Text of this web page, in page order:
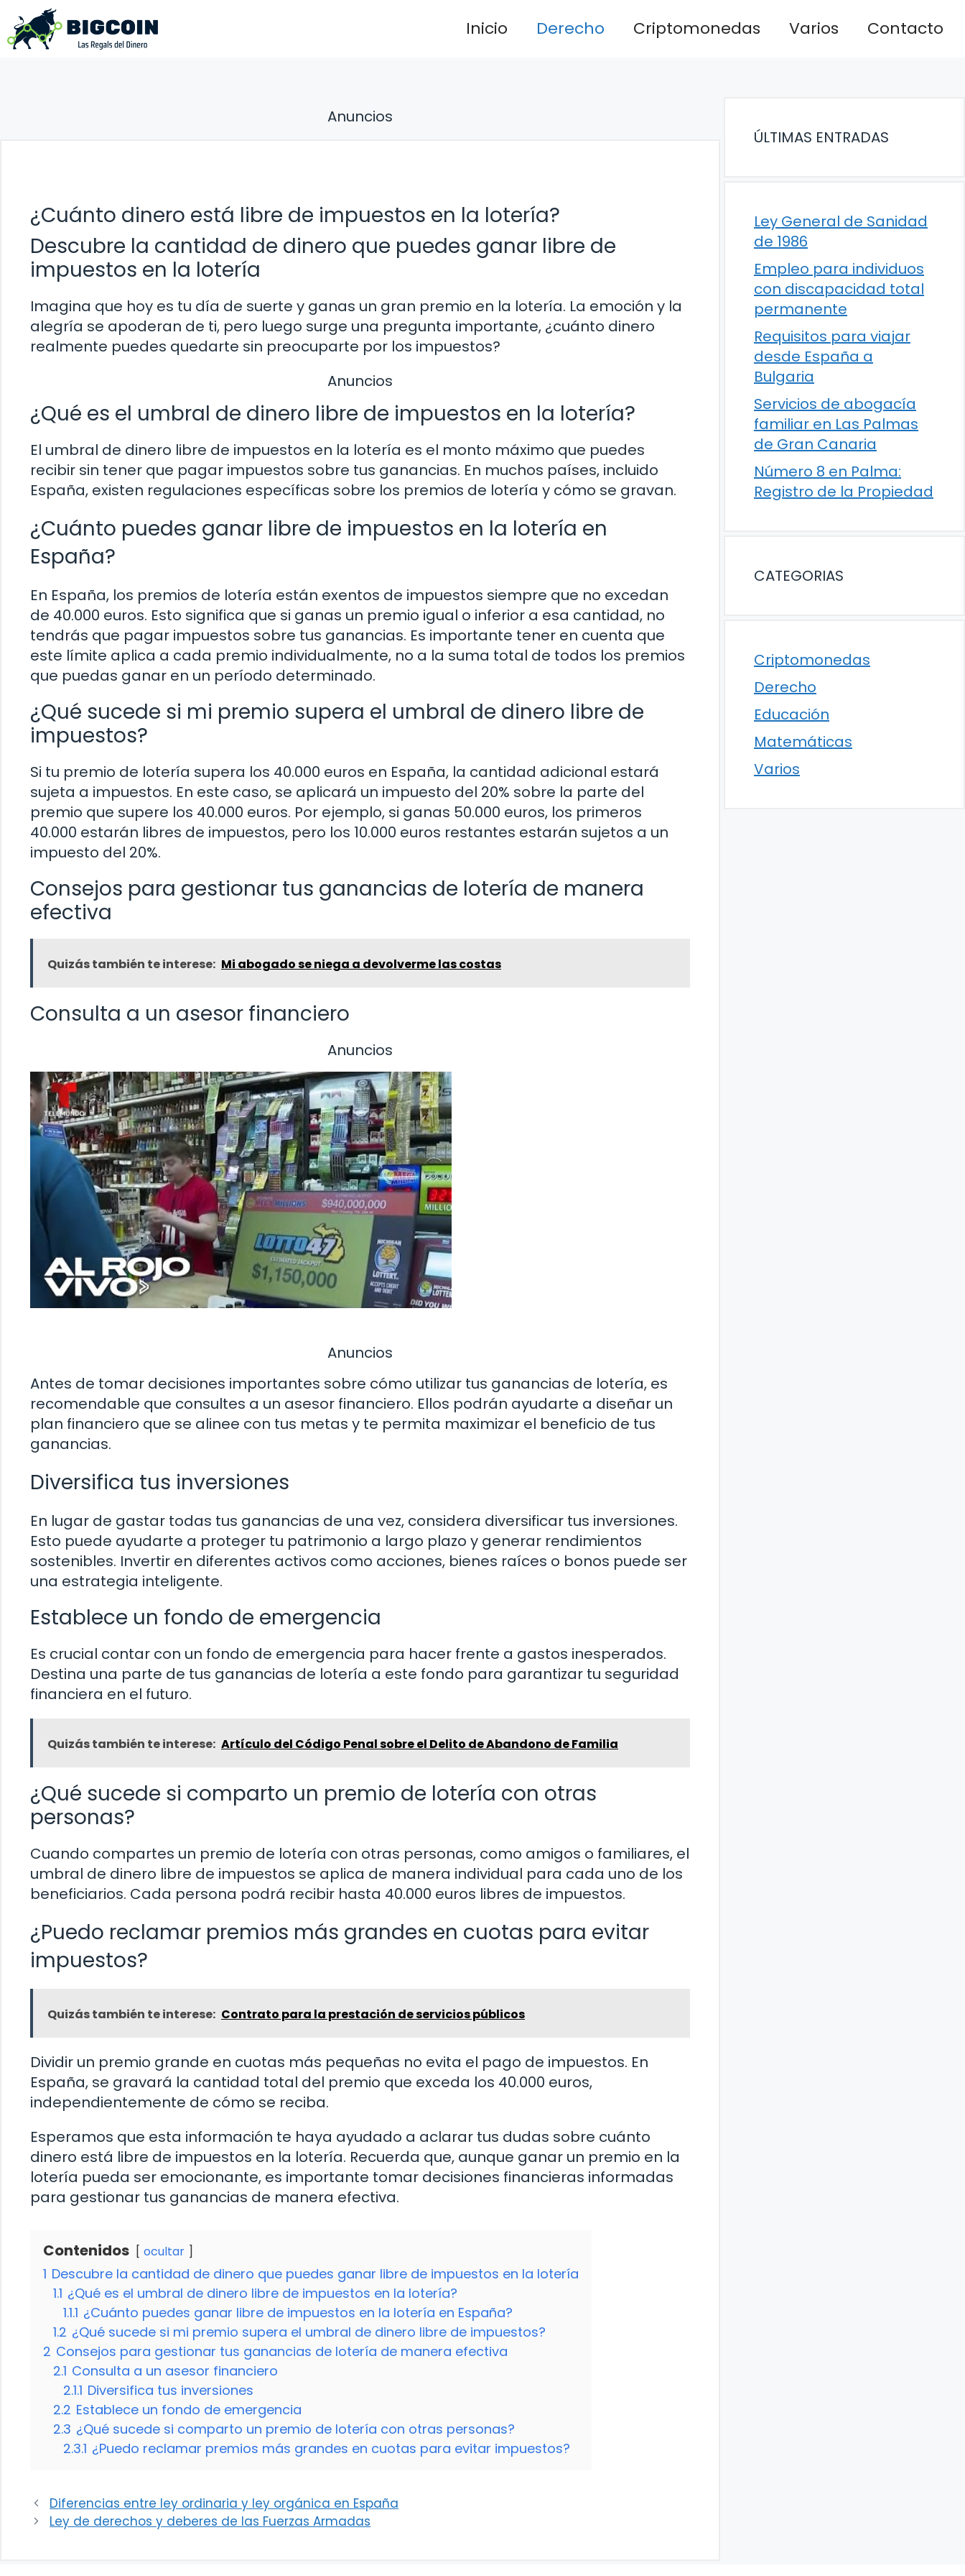
Saltar
contenido
Inicio Derecho Criptomonedas Varios Contacto
Anuncios
¿Cuánto dinero está libre de impuestos en la lotería?
Descubre la cantidad de dinero que puedes ganar libre de
impuestos en la lotería
Imagina que hoy es tu día de suerte y ganas un gran premio en la lotería. La emoción y la
alegría se apoderan de ti, pero luego surge una pregunta importante, ¿cuánto dinero
realmente puedes quedarte sin preocuparte por los impuestos?
Anuncios
¿Qué es el umbral de dinero libre de impuestos en la lotería?
El umbral de dinero libre de impuestos en la lotería es el monto máximo que puedes
recibir sin tener que pagar impuestos sobre tus ganancias. En muchos países, incluido
España, existen regulaciones específicas sobre los premios de lotería y cómo se gravan.
¿Cuánto puedes ganar libre de impuestos en la lotería en
España?
En España, los premios de lotería están exentos de impuestos siempre que no excedan
de 40.000 euros. Esto significa que si ganas un premio igual o inferior a esa cantidad, no
tendrás que pagar impuestos sobre tus ganancias. Es importante tener en cuenta que
este límite aplica a cada premio individualmente, no a la suma total de todos los premios
que puedas ganar en un período determinado.
¿Qué sucede si mi premio supera el umbral de dinero libre de
impuestos?
Si tu premio de lotería supera los 40.000 euros en España, la cantidad adicional estará
sujeta a impuestos. En este caso, se aplicará un impuesto del 20% sobre la parte del
premio que supere los 40.000 euros. Por ejemplo, si ganas 50.000 euros, los primeros
40.000 estarán libres de impuestos, pero los 10.000 euros restantes estarán sujetos a un
impuesto del 20%.
Consejos para gestionar tus ganancias de lotería de manera
efectiva
Quizás también te interese: Mi abogado se niega a devolverme las costas
Consulta a un asesor financiero
Anuncios
Anuncios
Antes de tomar decisiones importantes sobre cómo utilizar tus ganancias de lotería, es
recomendable que consultes a un asesor financiero. Ellos podrán ayudarte a diseñar un
plan financiero que se alinee con tus metas y te permita maximizar el beneficio de tus
ganancias.
Diversifica tus inversiones
En lugar de gastar todas tus ganancias de una vez, considera diversificar tus inversiones.
Esto puede ayudarte a proteger tu patrimonio a largo plazo y generar rendimientos
sostenibles. Invertir en diferentes activos como acciones, bienes raíces o bonos puede ser
una estrategia inteligente.
Establece un fondo de emergencia
Es crucial contar con un fondo de emergencia para hacer frente a gastos inesperados.
Destina una parte de tus ganancias de lotería a este fondo para garantizar tu seguridad
financiera en el futuro.
Quizás también te interese: Artículo del Código Penal sobre el Delito de Abandono de Familia
¿Qué sucede si comparto un premio de lotería con otras
personas?
Cuando compartes un premio de lotería con otras personas, como amigos o familiares, el
umbral de dinero libre de impuestos se aplica de manera individual para cada uno de los
beneficiarios. Cada persona podrá recibir hasta 40.000 euros libres de impuestos.
¿Puedo reclamar premios más grandes en cuotas para evitar
impuestos?
Quizás también te interese: Contrato para la prestación de servicios públicos
Dividir un premio grande en cuotas más pequeñas no evita el pago de impuestos. En
España, se gravará la cantidad total del premio que exceda los 40.000 euros,
independientemente de cómo se reciba.
Esperamos que esta información te haya ayudado a aclarar tus dudas sobre cuánto
dinero está libre de impuestos en la lotería. Recuerda que, aunque ganar un premio en la
lotería pueda ser emocionante, es importante tomar decisiones financieras informadas
para gestionar tus ganancias de manera efectiva.
Contenidos ocultar
1 Descubre la cantidad de dinero que puedes ganar libre de impuestos en la lotería
1.1 ¿Qué es el umbral de dinero libre de impuestos en la lotería?
1.1.1 ¿Cuánto puedes ganar libre de impuestos en la lotería en España?
1.2 ¿Qué sucede si mi premio supera el umbral de dinero libre de impuestos?
2 Consejos para gestionar tus ganancias de lotería de manera efectiva
2.1 Consulta a un asesor financiero
2.1.1 Diversifica tus inversiones
2.2 Establece un fondo de emergencia
2.3 ¿Qué sucede si comparto un premio de lotería con otras personas?
2.3.1 ¿Puedo reclamar premios más grandes en cuotas para evitar impuestos?
Diferencias entre ley ordinaria y ley orgánica en España
Ley de derechos y deberes de las Fuerzas Armadas
ÚLTIMAS ENTRADAS
Ley General de Sanidad
de 1986
Empleo para individuos
con discapacidad total
permanente
Requisitos para viajar
desde España a
Bulgaria
Servicios de abogacía
familiar en Las Palmas
de Gran Canaria
Número 8 en Palma:
Registro de la Propiedad
CATEGORIAS
Criptomonedas
Derecho
Educación
Matemáticas
Varios